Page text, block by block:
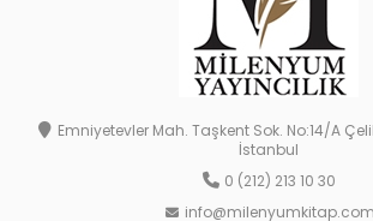
Emniyetevler Mah. Taşkent Sok. No:14/A
İstanbul
0 (212) 213 10 30
info@milenyumkitap.com